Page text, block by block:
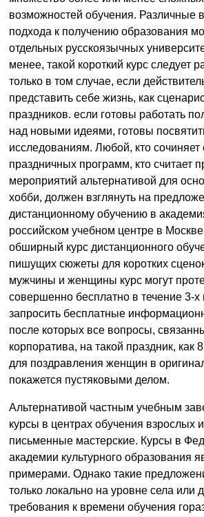
возможностей обучения. Различные
подхода к получению образования
отдельных русскоязычных
менее, такой короткий курс следует
только в том случае, если
представить себе жизнь, как
праздников. если готовы работать
над новыми идеями, готовы
исследованиям. Любой, кто сочиняет
праздничных программ, кто считает
мероприятий альтернативой для
хобби, должен взглянуть на
дистанционному обучению в
российском учебном центре в
обширный курс дистанционного
пишущих сюжеты для коротких
мужчины и женщины курс могут
совершенно бесплатно в течение 3-
запросить бесплатные
после которых все вопросы,
корпоратива, на такой праздник, как
для поздравления женщин в
покажется пустяковыми делом.
Альтернативой частным учебным
курсы в центрах обучения взрослых
письменные мастерские. Курсы в
академии культурного образования
примерами. Однако такие
только локально на уровне села или
требования к времени обучения